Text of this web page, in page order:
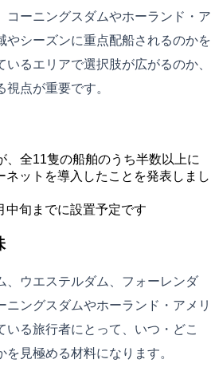
コーニングスダムやホーランド・ア
やシーズンに重点配船されるのかを
るエリアで選択肢が広がるのか、
点が重要です。
、全11隻の船舶のうち半数以上に
ットを導入したことを発表しまし
中旬までに設置予定です
、ウエステルダム、フォーレンダ
ニングスダムやホーランド・アメリ
いる旅行者にとって、いつ・どこ
見極める材料になります。